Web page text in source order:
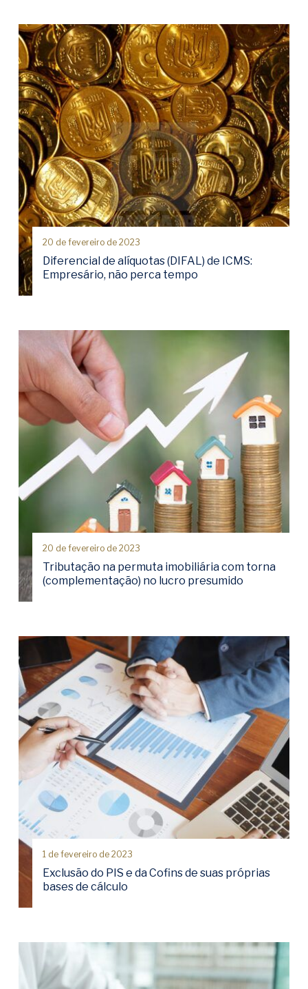
20 de fevereiro de 2023
Diferencial de alíquotas (DIFAL) de ICMS:
Empresário, não perca tempo
20 de fevereiro de 2023
Tributação na permuta imobiliária com torna
(complementação) no lucro presumido
1 de fevereiro de 2023
Exclusão do PIS e da Cofins de suas próprias
bases de cálculo